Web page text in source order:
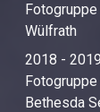
Wülfrath
2018 -
Bethesda